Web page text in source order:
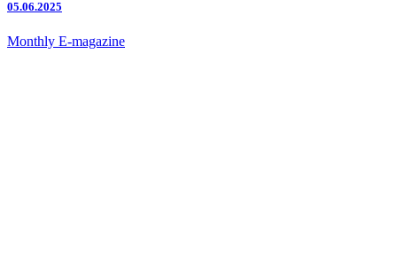
05.06.2025
Monthly E-magazine